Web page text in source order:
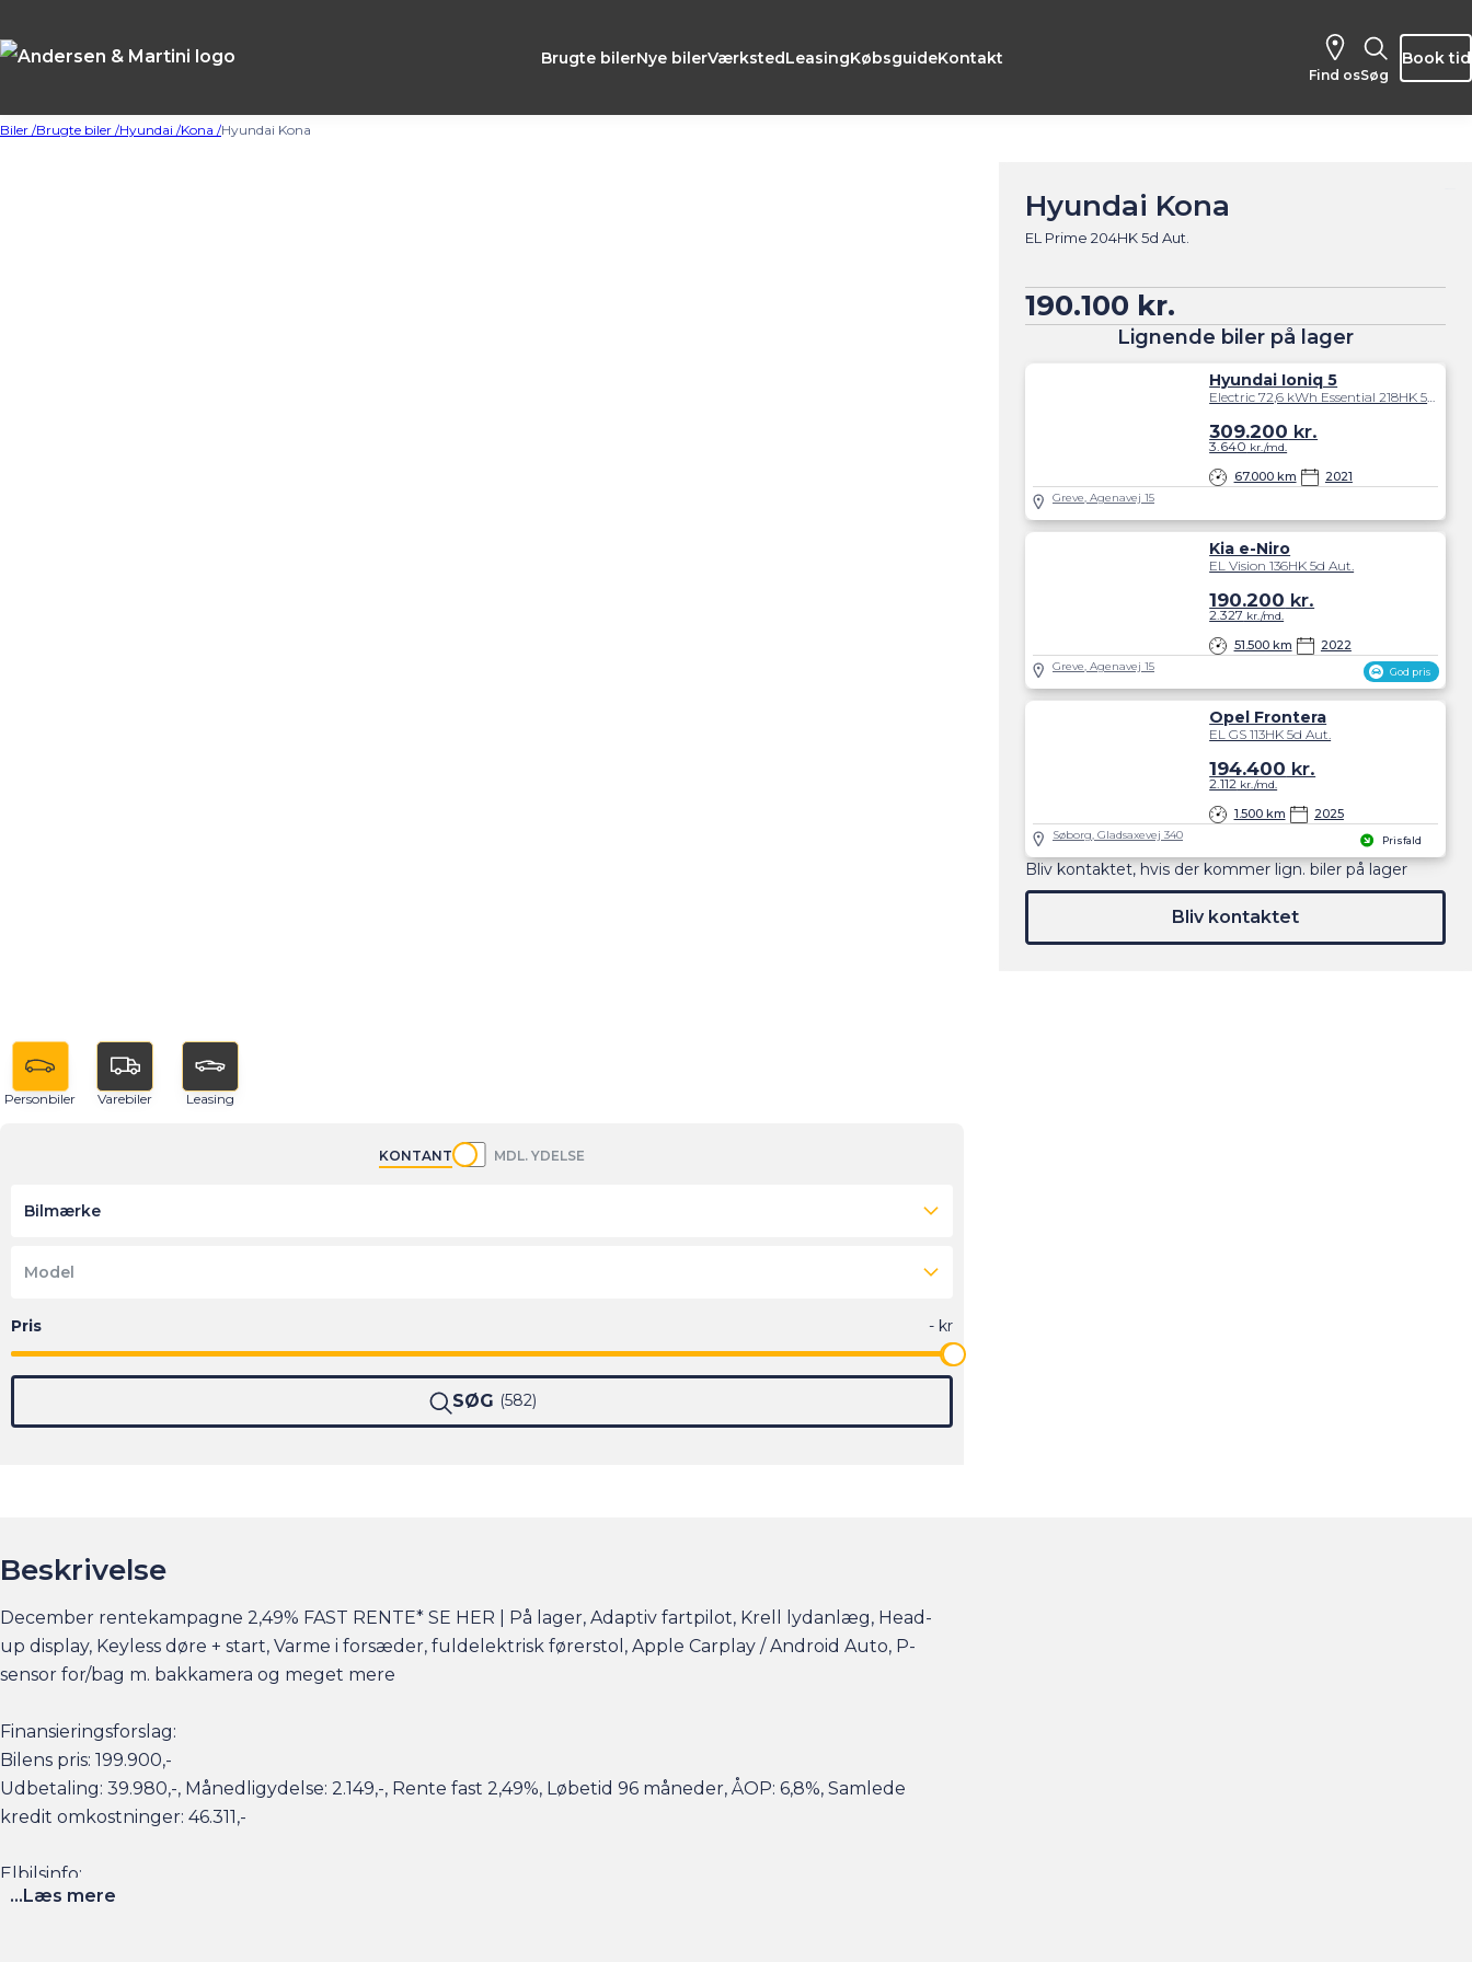
Brugte bilerNye bilerVærkstedLeasingKøbsguideKontakt
Find os Søg
Book tid
Biler /Brugte biler /Hyundai /Kona /Hyundai Kona
Hyundai Kona
EL Prime 204HK 5d Aut.
190.100 kr.
Lignende biler på lager
Hyundai Ioniq 5
67.000 km 2021
309.200 kr.
3.640 kr./md.
Greve, Agenavej 15
God pris
Kia e-Niro
EL Vision 136HK 5d Aut.
51.500 km 2022
190.200 kr.
2.327 kr./md.
Greve, Agenavej 15
Prisfald
Opel Frontera
EL GS 113HK 5d Aut.
1.500 km 2025
194.400 kr.
2.112 kr./md.
Søborg, Gladsaxevej 340
Bliv kontaktet, hvis der kommer lign. biler på lager
Bliv kontaktet
Personbiler Varebiler Leasing
KONTANT MDL. YDELSE
Bilmærke
Model
SØG 582
Beskrivelse
December rentekampagne 2,49% FAST RENTE* SE HER | På lager, Adaptiv fartpilot, Krell lydanlæg, Head-
up display, Keyless døre + start, Varme i forsæder, fuldelektrisk førerstol, Apple Carplay / Android Auto, P-
sensor for/bag m. bakkamera og meget mere
Finansieringsforslag:
Bilens pris: 199.900,-
Udbetaling: 39.980,-, Månedligydelse: 2.149,-, Rente fast 2,49%, Løbetid 96 måneder, ÅOP: 6,8%, Samlede
kredit omkostninger: 46.311,-
Elbilsinfo:
Rækkevidde: (WLTP): 484 km
...Læs mere